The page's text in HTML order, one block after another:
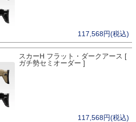
117,568円(税込)
スカーH フラット・ダークアース [
ガチ勢セミオーダー ]
117,568円(税込)